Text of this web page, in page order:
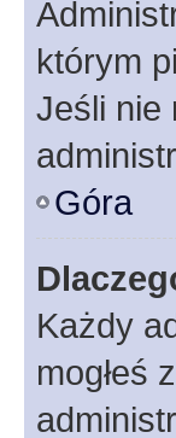
którym
Jeśli nie
Góra
Każdy
mogłeś